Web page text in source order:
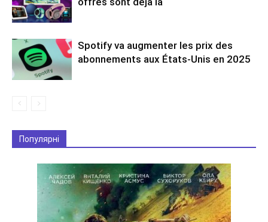
Spotify va augmenter les prix des
abonnements aux États-Unis en 2025
Популярні